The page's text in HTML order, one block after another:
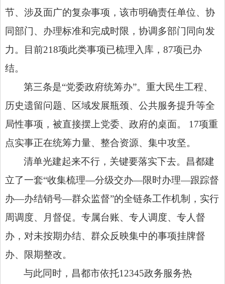
节、涉及面广的复杂事项，该市明确责任单位、协
同部门、办理标准和完成时限，协调多部门同向发
力。目前218项此类事项已梳理入库，87项已办
结。
第三条是“党委政府统筹办”。重大民生工程、
历史遗留问题、区域发展瓶颈、公共服务提升等全
局性事项，被直接摆上党委、政府的桌面。 17项重
点实事正在统筹力量、整合资源、集中攻坚。
清单光建起来不行，关键要落实下去。昌都建
立了一套“收集梳理—分级交办—限时办理—跟踪督
办—办结销号—群众监督”的全链条工作机制，实行
周调度、月督促。专属台账、专人调度、专人督
办，对未按期办结、群众反映集中的事项挂牌督
办、限期整改。
与此同时，昌都市依托12345政务服务热